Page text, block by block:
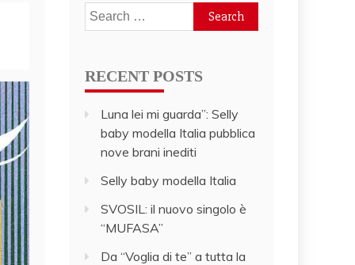
Search
for:
RECENT POSTS
Luna lei mi guarda”: Selly
baby modella Italia pubblica
nove brani inediti
Selly baby modella Italia
SVOSIL: il nuovo singolo è
“MUFASA”
Da “Voglia di te” a tutta la